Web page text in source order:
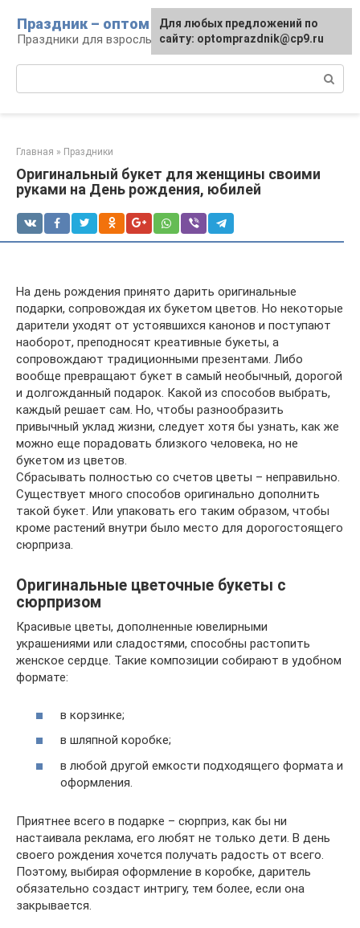
контенту
Праздник – оптом
Праздники для взрослых и детей
Главная » Праздники
Оригинальный букет для женщины своими
руками на День рождения, юбилей
На день рождения принято дарить оригинальные
подарки, сопровождая их букетом цветов. Но некоторые
дарители уходят от устоявшихся канонов и поступают
наоборот, преподносят креативные букеты, а
сопровождают традиционными презентами. Либо
вообще превращают букет в самый необычный, дорогой
и долгожданный подарок. Какой из способов выбрать,
каждый решает сам. Но, чтобы разнообразить
привычный уклад жизни, следует хотя бы узнать, как же
можно еще порадовать близкого человека, но не
букетом из цветов.
Сбрасывать полностью со счетов цветы – неправильно.
Существует много способов оригинально дополнить
такой букет. Или упаковать его таким образом, чтобы
кроме растений внутри было место для дорогостоящего
сюрприза.
Оригинальные цветочные букеты с
сюрпризом
Красивые цветы, дополненные ювелирными
украшениями или сладостями, способны растопить
женское сердце. Такие композиции собирают в удобном
формате:
в корзинке;
в шляпной коробке;
в любой другой емкости подходящего формата и
оформления.
Приятнее всего в подарке – сюрприз, как бы ни
настаивала реклама, его любят не только дети. В день
своего рождения хочется получать радость от всего.
Поэтому, выбирая оформление в коробке, даритель
обязательно создаст интригу, тем более, если она
закрывается.
Для любых предложений по
сайту: optomprazdnik@cp9.ru